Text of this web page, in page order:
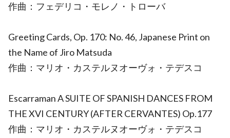
作曲：フェデリコ・モレノ・トローバ
Greeting Cards, Op. 170: No. 46, Japanese Print on
the Name of Jiro Matsuda
作曲：マリオ・カステルヌオーヴォ・テデスコ
Escarraman A SUITE OF SPANISH DANCES FROM
THE XVI CENTURY (AFTER CERVANTES) Op.177
作曲：マリオ・カステルヌオーヴォ・テデスコ